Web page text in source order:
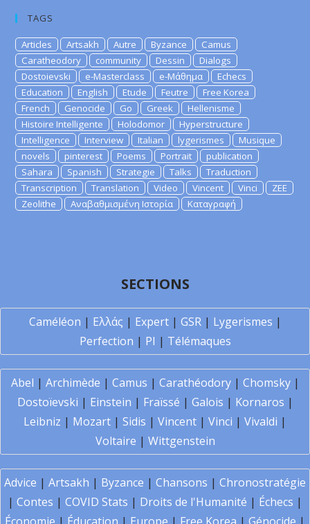
TAGS
Articles Artsakh Autre Byzance
Camus
Caratheodory
community Dessin
Dialogs
Dostoievski
e-Masterclass e-Μάθημα
Echecs
Education
English Etude Feutre
Free Korea
French
Genocide Go Greek
Hellenisme
Histoire Intelligente
Holodomor
Hyperstructure
Intelligence
Interview Italian lygerismes
Musique
novels
pinterest Poems Portrait
publication
Sahara
Spanish Strategie Talks
Traduction
Transcription
Translation Video Vincent Vinci
ZEE
Zeolithe
Αναβαθμισμένη Ιστορία Καταγραφή
SECTIONS
Caméléon | Ελλάς | Expert| GSR| Lygerismes |
Perfection | PI | Télémaques
Abel | Archimède | Camus | Carathéodory| Chomsky|
Dostoïevski | Einstein | Fraïssé | Galois | Kornaros |
Leibniz | Mozart | Sidis | Vincent | Vinci | Vivaldi |
Voltaire | Wittgenstein
Advice | Artsakh | Byzance | Chansons | Chronostratégie
| Contes | COVID Stats | Droits de l'Humanité | Échecs |